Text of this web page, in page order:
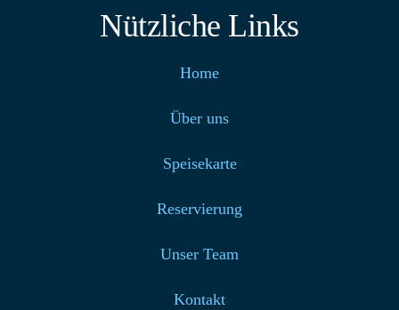
Nützliche Links
Home
Über uns
Speisekarte
Reservierung
Unser Team
Kontakt